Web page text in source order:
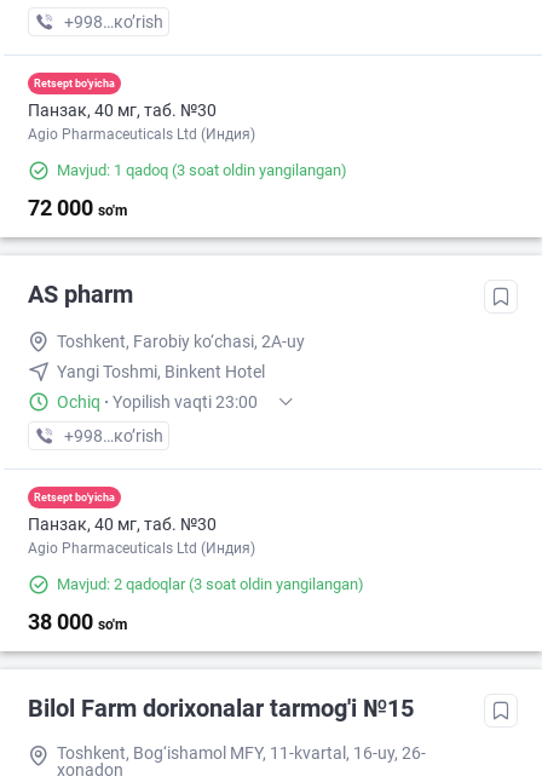
+998 (97) XXX-XX-XX
кo’rish
Retsept bo'yicha
Панзак, 40 мг, таб. №30
Agio Pharmaceuticals Ltd (Индия)
Mavjud: 1 qadoq (3 soat oldin yangilangan)
72 000 so'm
AS pharm
Toshkent, Farobiy ko‘chasi, 2A-uy
Yangi Toshmi, Binkent Hotel
Ochiq · Yopilish vaqti 23:00
+998 (93) XXX-XX-XX
кo’rish
Retsept bo'yicha
Панзак, 40 мг, таб. №30
Agio Pharmaceuticals Ltd (Индия)
Mavjud: 2 qadoqlar(3 soat oldin yangilangan)
38 000 so'm
Bilol Farm dorixonalar tarmog'i №15
Toshkent, Bog‘ishamol MFY, 11-kvartal, 16-uy, 26-
xonadon